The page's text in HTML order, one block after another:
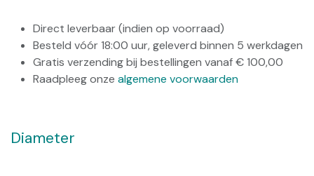
Direct leverbaar (indien op voorraad)
Besteld vóór 18:00 uur, geleverd binnen 5 werkdagen
Gratis verzending bij bestellingen vanaf € 100,00
Raadpleeg onze algemene voorwaarden
Diameter